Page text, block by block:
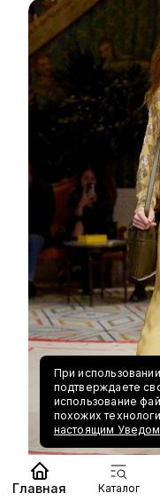
При
подтверждаете
использование
похожих
настоящим
Главная Каталог